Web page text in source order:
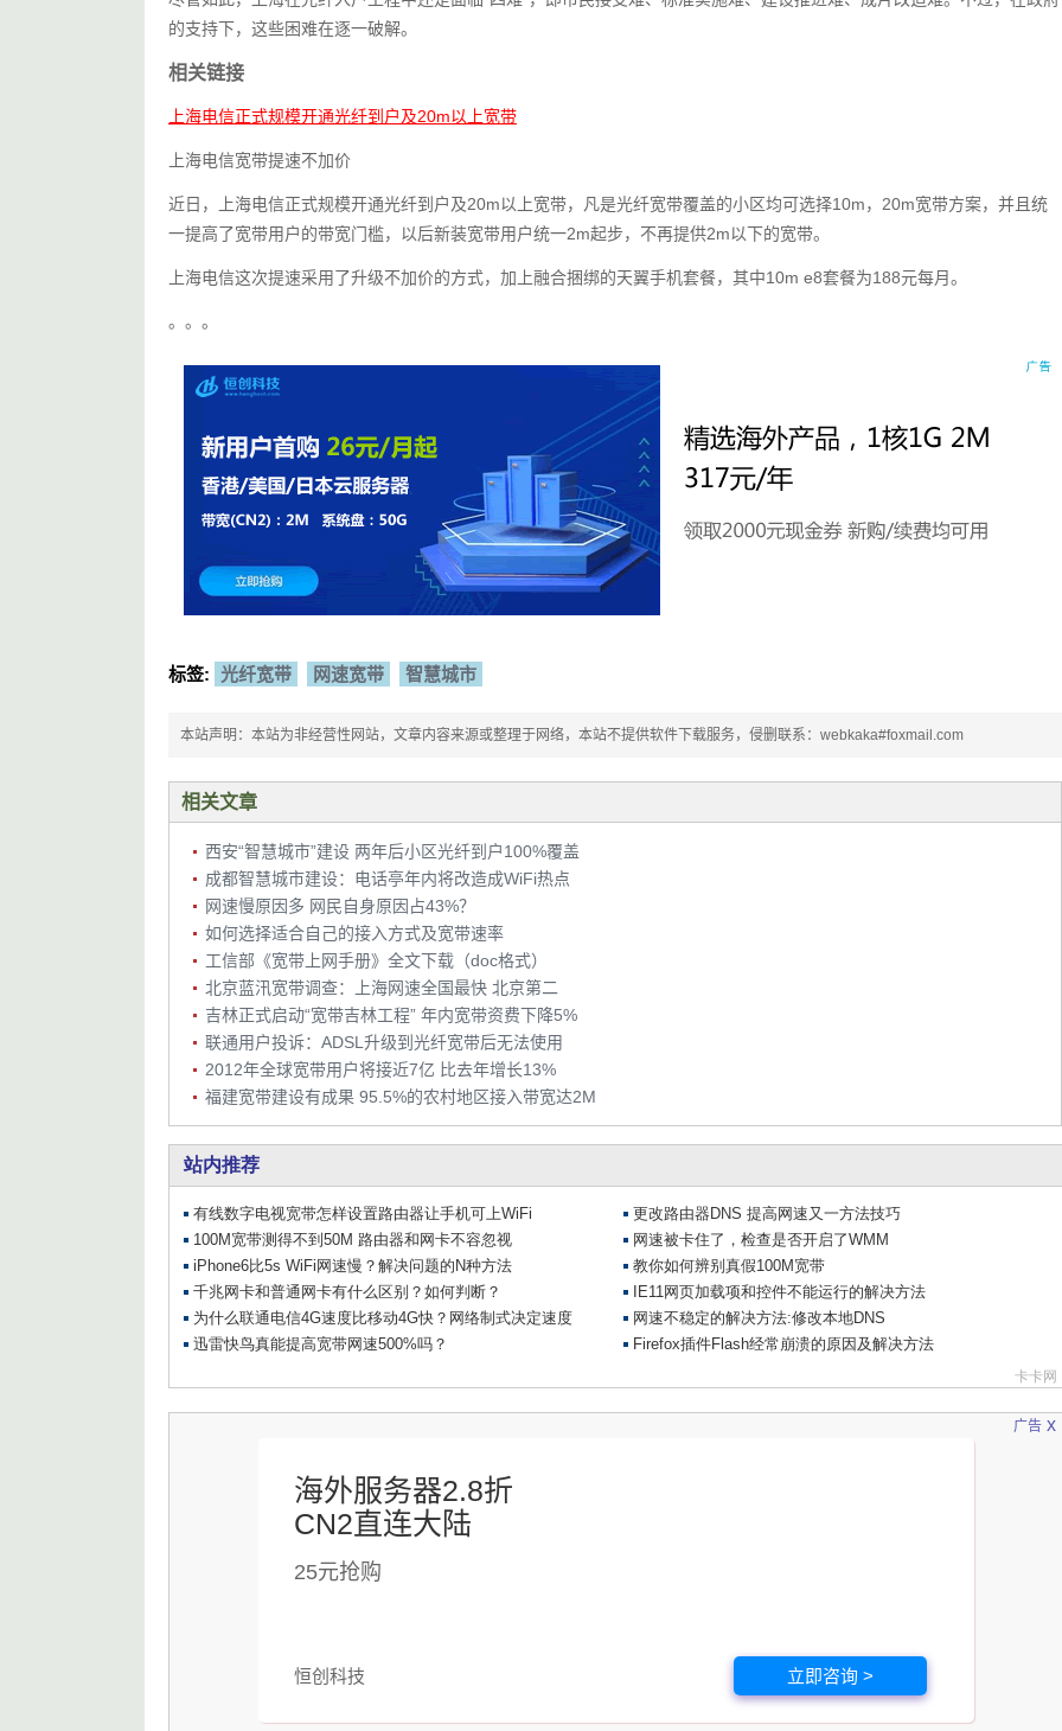
的支持下，这些困难在逐一破解。
相关链接
上海电信正式规模开通光纤到户及20m以上宽带
上海电信宽带提速不加价
近日，上海电信正式规模开通光纤到户及20m以上宽带，凡是光纤宽带覆盖的小区均可选择10m，20m宽带方案，并且统
一提高了宽带用户的带宽门槛，以后新装宽带用户统一2m起步，不再提供2m以下的宽带。
上海电信这次提速采用了升级不加价的方式，加上融合捆绑的天翼手机套餐，其中10m e8套餐为188元每月。
。。。
标签: 光纤宽带 网速宽带 智慧城市
本站声明：本站为非经营性网站，文章内容来源或整理于网络，本站不提供软件下载服务，侵删联系：webkaka#foxmail.com
相关文章
西安“智慧城市”建设 两年后小区光纤到户100%覆盖
成都智慧城市建设：电话亭年内将改造成WiFi热点
网速慢原因多 网民自身原因占43%？
如何选择适合自己的接入方式及宽带速率
工信部《宽带上网手册》全文下载（doc格式）
北京蓝汛宽带调查：上海网速全国最快 北京第二
吉林正式启动“宽带吉林工程” 年内宽带资费下降5%
联通用户投诉：ADSL升级到光纤宽带后无法使用
2012年全球宽带用户将接近7亿 比去年增长13%
福建宽带建设有成果 95.5%的农村地区接入带宽达2M
广告
海外服务器2.8折
CN2直连大陆
25元抢购
恒创科技 立即咨询 >
x